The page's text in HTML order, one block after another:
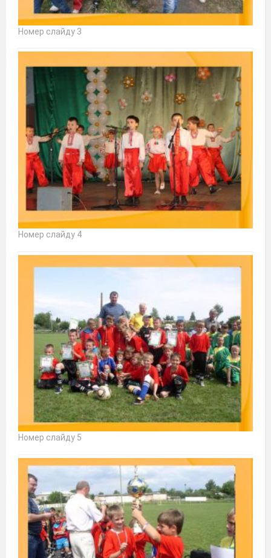
Номер слайду 3
Номер слайду 4
Номер слайду 5